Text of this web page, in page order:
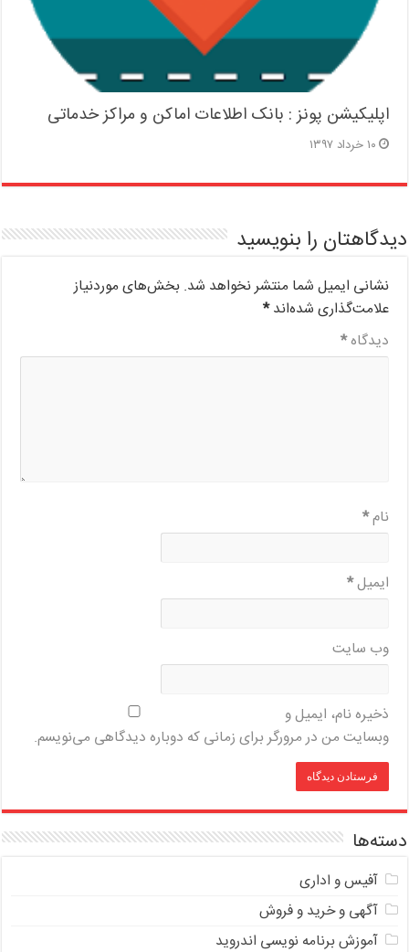
اپلیکیشن پونز : بانک اطلاعات اماکن و مراکز خدماتی
۱۰ خرداد ۱۳۹۷
دیدگاهتان را بنویسید
نشانی ایمیل شما منتشر نخواهد شد. بخش‌های موردنیاز
علامت‌گذاری شده‌اند*
دیدگاه*
نام*
ایمیل*
وب‌ سایت
ذخیره نام، ایمیل و
وبسایت من در مرورگر برای زمانی که دوباره دیدگاهی می‌نویسم.
دسته‌ها
آفیس و اداری
آگهی و خرید و فروش
آموزش برنامه نویسی اندروید